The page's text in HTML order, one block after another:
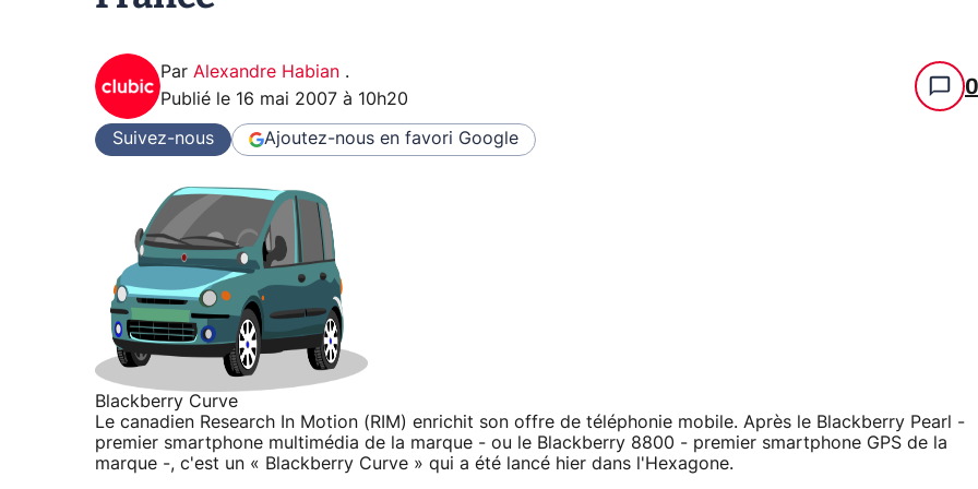
Par Alexandre Habian .
Publié le 16 mai 2007 à 10h20 0
Suivez-nous Ajoutez-nous en favori Google
Blackberry Curve
Le canadien Research In Motion (RIM) enrichit son offre de téléphonie mobile. Après le Blackberry Pearl -
premier smartphone multimédia de la marque - ou le Blackberry 8800 - premier smartphone GPS de la
marque -, c'est un « Blackberry Curve » qui a été lancé hier dans l'Hexagone.